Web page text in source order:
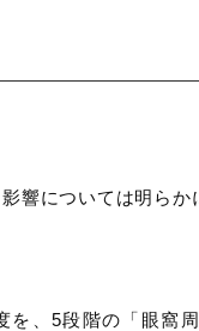
響については明らか
、5段階の「眼窩